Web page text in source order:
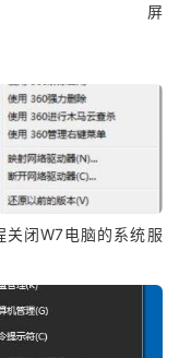
屏
关闭W7电脑的系统服